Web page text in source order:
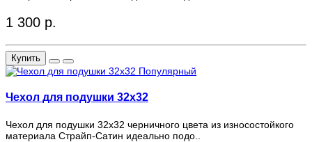
1 300 р.
Купить
Популярный
Чехол для подушки 32x32
Чехол для подушки 32x32 черничного цвета из износостойкого
материала Страйп-Сатин идеально подо..